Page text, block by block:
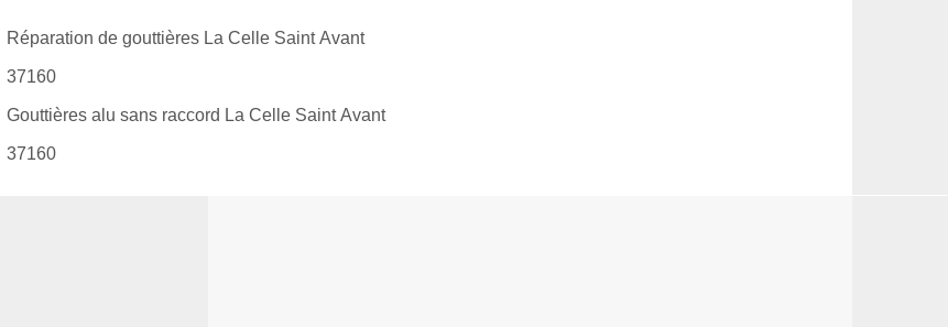
Réparation de gouttières La Celle Saint Avant
37160
Gouttières alu sans raccord La Celle Saint Avant
37160